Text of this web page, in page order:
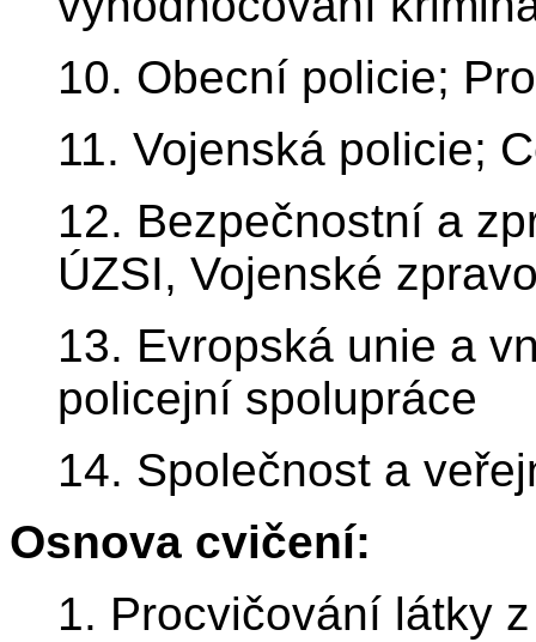
10. Obecní policie;
11. Vojenská policie;
12. Bezpečnostní a
ÚZSI, Vojenské
13. Evropská unie a
policejní spolupráce
14. Společnost a
Osnova cvičení:
1. Procvičování látky